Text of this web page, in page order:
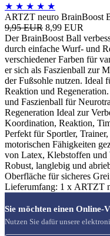
★ ★ ★ ★ ★
ARTZT neuro BrainBoost
9,95 EUR 8,99 EUR
Der BrainBoost Ball
durch einfache Wurf- und
verschiedener Farben für
er sich als Faszienball zur
der Fußsohle nutzen. Ideal
Reaktion und
und Faszienball für
Regeneration Ideal zur
Koordination, Reaktion,
Perfekt für Sportler,
motorischen Fähigkeiten
von Latex, Klebstoffen und
Robust, langlebig und
Oberfläche für sicheres
Lieferumfang: 1 x ARTZT
Sie möchten einen
Nutzen Sie dafür unsere